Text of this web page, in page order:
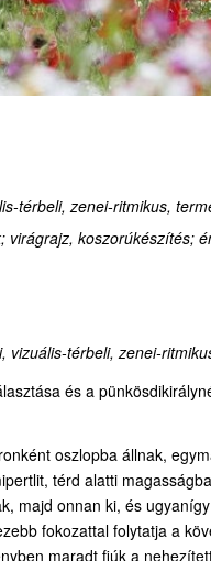
térbeli, zenei-ritmikus,
virágrajz, koszorúkészítés;
, vizuális-térbeli, zenei-
és a
oszlopba állnak,
térd alatti
majd onnan ki, és
fokozattal folytatja a
maradt fiúk a